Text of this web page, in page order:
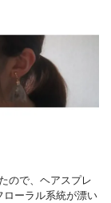
ので、ヘアスプレ
ローラル系統が漂い